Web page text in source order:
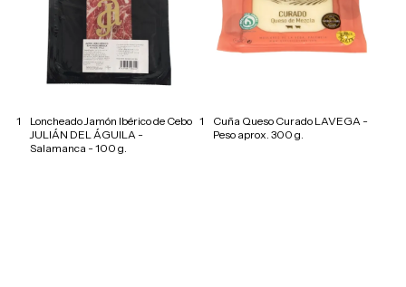
1
Loncheado Jamón Ibérico de Cebo
JULIÁN DEL ÁGUILA -
Salamanca - 100 g.
1
Cuña Queso Curado LAVEGA -
Peso aprox. 300 g.